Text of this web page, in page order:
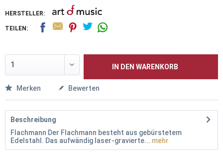
HERSTELLER:
TEILEN:
IN DEN WARENKORB
Merken Bewerten
Beschreibung
Flachmann Der Flachmann besteht aus gebürstetem
Edelstahl. Das aufwändig laser-gravierte... mehr